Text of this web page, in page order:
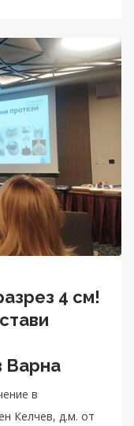
4 см!
Варна
в
Келчев, д.м. от